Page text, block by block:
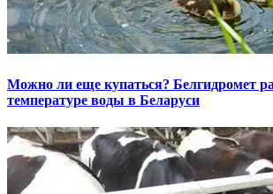
Можно ли еще купаться? Белгидромет
температуре воды в Беларуси